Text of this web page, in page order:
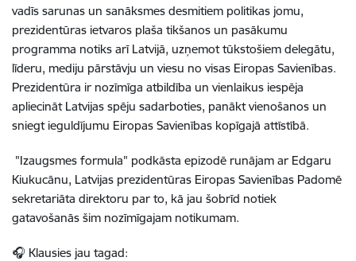
vadīs sarunas un sanāksmes desmitiem politikas jomu,
prezidentūras ietvaros plaša tikšanos un pasākumu
programma notiks arī Latvijā, uzņemot tūkstošiem delegātu,
līderu, mediju pārstāvju un viesu no visas Eiropas Savienības.
Prezidentūra ir nozīmīga atbildība un vienlaikus iespēja
apliecināt Latvijas spēju sadarboties, panākt vienošanos un
sniegt ieguldījumu Eiropas Savienības kopīgajā attīstībā.
"Izaugsmes formula" podkāsta epizodē runājam ar Edgaru
Kiukucānu, Latvijas prezidentūras Eiropas Savienības Padomē
sekretariāta direktoru par to, kā jau šobrīd notiek
gatavošanās šim nozīmīgajam notikumam.
🎧 Klausies jau tagad: